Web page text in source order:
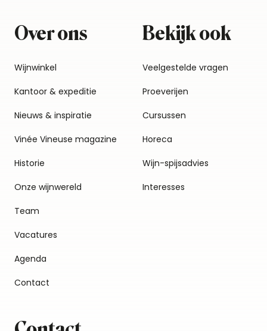
Over ons
Wijnwinkel
Kantoor & expeditie
Nieuws & inspiratie
Vinée Vineuse magazine
Historie
Onze wijnwereld
Team
Vacatures
Agenda
Contact
Bekijk ook
Veelgestelde vragen
Proeverijen
Cursussen
Horeca
Wijn-spijsadvies
Interesses